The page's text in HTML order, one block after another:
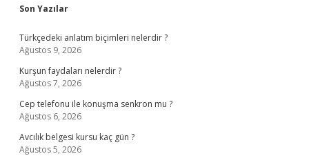
Sidebar
Son Yazılar
Türkçedeki anlatım biçimleri nelerdir ?
Ağustos 9, 2026
Kurşun faydaları nelerdir ?
Ağustos 7, 2026
Cep telefonu ile konuşma senkron mu ?
Ağustos 6, 2026
Avcılık belgesi kursu kaç gün ?
Ağustos 5, 2026